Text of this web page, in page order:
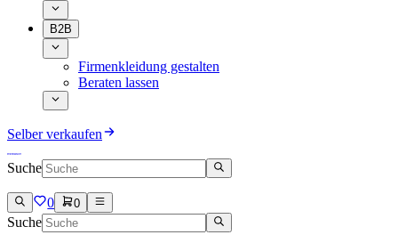
B2B
Firmenkleidung gestalten
Beraten lassen
Selber verkaufen
Suche
0 0
Suche